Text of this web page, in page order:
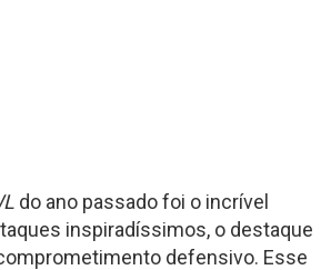
do ano passado foi o incrível
inspiradíssimos, o destaque
defensivo. Esse